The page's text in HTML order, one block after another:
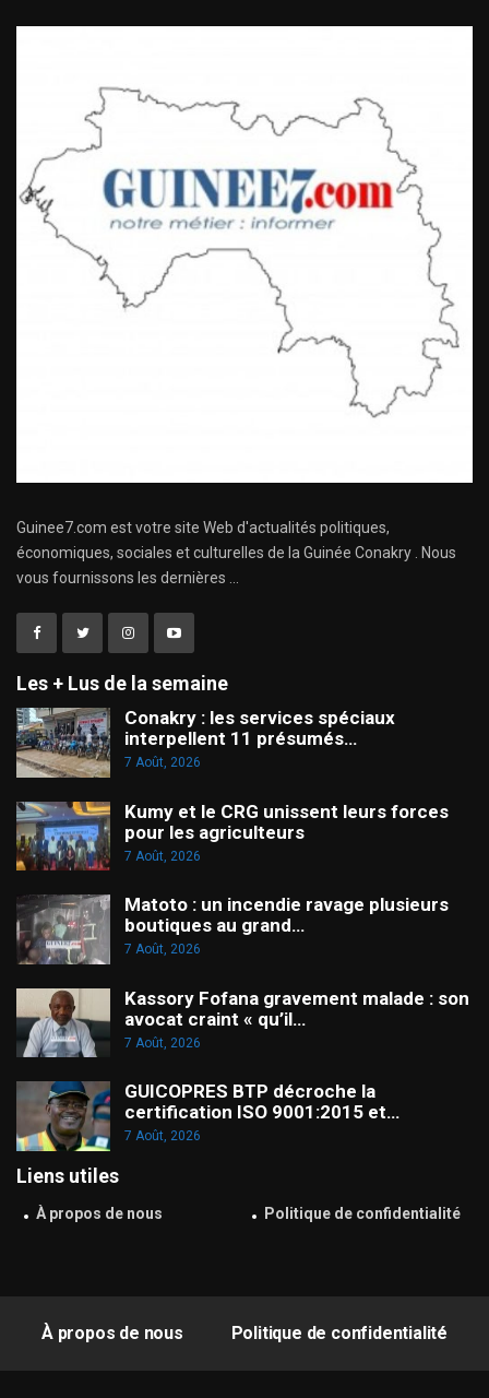
Guinee7.com est votre site Web d'actualités politiques,
économiques, sociales et culturelles de la Guinée Conakry . Nous
vous fournissons les dernières ...
Les + Lus de la semaine
Conakry : les services spéciaux
interpellent 11 présumés…
7 Août, 2026
Kumy et le CRG unissent leurs forces
pour les agriculteurs
7 Août, 2026
Matoto : un incendie ravage plusieurs
boutiques au grand…
7 Août, 2026
Kassory Fofana gravement malade : son
avocat craint « qu’il…
7 Août, 2026
GUICOPRES BTP décroche la
certification ISO 9001:2015 et…
7 Août, 2026
Liens utiles
À propos de nous Politique de confidentialité
À propos de nous Politique de confidentialité